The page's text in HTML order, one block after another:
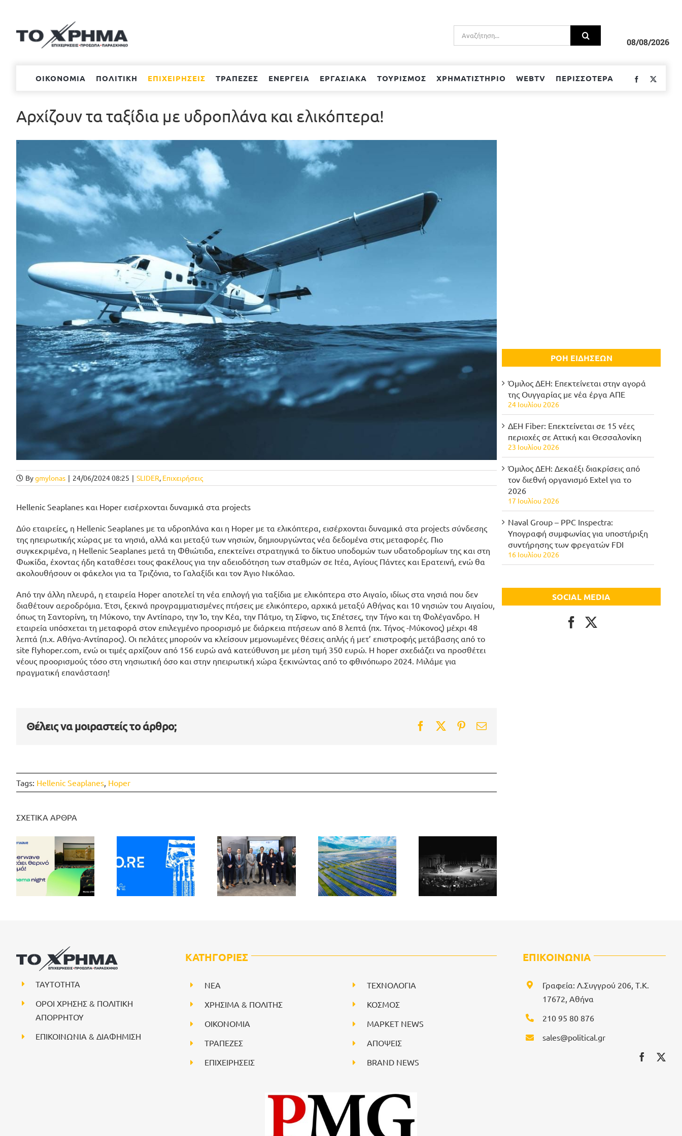
περιεχόμενο
Αναζήτηση
για:
08/08/2026
ΟΙΚΟΝΟΜΙΑ ΠΟΛΙΤΙΚΗ ΕΠΙΧΕΙΡΗΣΕΙΣ ΤΡΑΠΕΖΕΣ ΕΝΕΡΓΕΙΑ ΕΡΓΑΣΙΑΚΑ ΤΟΥΡΙΣΜΟΣ ΧΡΗΜΑΤΙΣΤΗΡΙΟ WEBTV ΠΕΡΙΣΣΟΤΕΡΑ Facebook
Αρχίζουν τα ταξίδια με υδροπλάνα και ελικόπτερα!
Προβολή
εικόνας
Bygmylonas | 24/06/2024 08:25 | SLIDER, Επιχειρήσεις
Hellenic Seaplanes και Hoper εισέρχονται δυναμικά στα projects
Δύο εταιρείες, η Hellenic Seaplanes με τα υδροπλάνα και η Hoper με τα ελικόπτερα, εισέρχονται δυναμικά στα projects σύνδεσης
της ηπειρωτικής χώρας με τα νησιά, αλλά και μεταξύ των νησιών, δημιουργώντας νέα δεδομένα στις μεταφορές. Πιο
συγκεκριμένα, η Hellenic Seaplanes μετά τη Φθιώτιδα, επεκτείνει στρατηγικά το δίκτυο υποδομών των υδατοδρομίων της και στη
Φωκίδα, έχοντας ήδη καταθέσει τους φακέλους για την αδειοδότηση των σταθμών σε Ιτέα, Αγίους Πάντες και Ερατεινή, ενώ θα
ακολουθήσουν οι φάκελοι για τα Τριζόνια, το Γαλαξίδι και τον Άγιο Νικόλαο.
Από την άλλη πλευρά, η εταιρεία Hoper αποτελεί τη νέα επιλογή για ταξίδια με ελικόπτερα στο Αιγαίο, ιδίως στα νησιά που δεν
διαθέτουν αεροδρόμια. Έτσι, ξεκινά προγραμματισμένες πτήσεις με ελικόπτερο, αρχικά μεταξύ Αθήνας και 10 νησιών του Αιγαίου,
όπως τη Σαντορίνη, τη Μύκονο, την Αντίπαρο, την Ίο, την Κέα, την Πάτμο, τη Σίφνο, τις Σπέτσες, την Τήνο και τη Φολέγανδρο. Η
εταιρεία υπόσχεται τη μεταφορά στον επιλεγμένο προορισμό με διάρκεια πτήσεων από 8 λεπτά (πχ. Τήνος -Μύκονος) μέχρι 48
λεπτά (π.χ. Αθήνα-Αντίπαρος). Οι πελάτες μπορούν να κλείσουν μεμονωμένες θέσεις απλής ή μετ’ επιστροφής μετάβασης από το
site flyhoper.com, ενώ οι τιμές αρχίζουν από 156 ευρώ ανά κατεύθυνση με μέση τιμή 350 ευρώ. Η hoper σχεδιάζει να προσθέτει
νέους προορισμούς τόσο στη νησιωτική όσο και στην ηπειρωτική χώρα ξεκινώντας από το φθινόπωρο 2024. Μιλάμε για
πραγματική επανάσταση!
Θέλεις να μοιραστείς το άρθρο; Facebook
TwitterPinterest
Email
Tags: Hellenic Seaplanes Hoper
ΣΧΕΤΙΚΑ ΑΡΘΡΑ
ΡΟΗ ΕΙΔΗΣΕΩΝ
Όμιλος ΔΕΗ: Επεκτείνεται στην αγορά
της Ουγγαρίας με νέα έργα ΑΠΕ
24 Ιουλίου 2026
ΔΕΗ Fiber: Επεκτείνεται σε 15 νέες
περιοχές σε Αττική και Θεσσαλονίκη
23 Ιουλίου 2026
Όμιλος ΔΕΗ: Δεκαέξι διακρίσεις από
τον διεθνή οργανισμό Extel για το
2026
17 Ιουλίου 2026
Naval Group – PPC Inspectra:
Υπογραφή συμφωνίας για υποστήριξη
συντήρησης των φρεγατών FDI
16 Ιουλίου 2026
SOCIAL MEDIA
ΤΑΥΤΟΤΗΤΑ
ΟΡΟΙ ΧΡΗΣΗΣ & ΠΟΛΙΤΙΚΗ
ΑΠΟΡΡΗΤΟΥ
ΕΠΙΚΟΙΝΩΝΙΑ & ΔΙΑΦΗΜΙΣΗ
ΚΑΤΗΓΟΡΙΕΣ
NEA
ΧΡΗΣΙΜΑ & ΠΟΛΙΤΗΣ
ΟΙΚΟΝΟΜΙΑ
ΤΡΑΠΕΖΕΣ
ΕΠΙΧΕΙΡΗΣΕΙΣ
ΤΕΧΝΟΛΟΓΙΑ
ΚΟΣΜΟΣ
ΜΑΡΚΕΤ NEWS
ΑΠΟΨΕΙΣ
BRAND NEWS
ΕΠΙΚΟΙΝΩΝΙΑ
Γραφεία: Λ.Συγγρού 206, Τ.Κ.
17672, Αθήνα
210 95 80 876
sales@political.gr